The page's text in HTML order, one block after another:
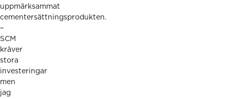
uppmärksammat
cementersättningsprodukten.
–
SCM
kräver
stora
investeringar
men
jag